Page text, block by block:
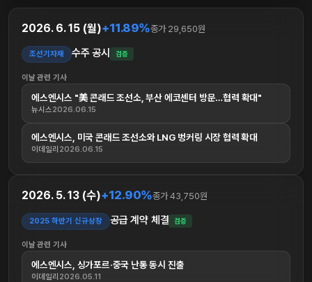
2026. 6. 15 (월)+11.89%종가 29,650원
조선기자재 수주 공시 검증
이날 관련 기사
에스엔시스 "美 콘래드 조선소, 부산 에코센터 방문…협력 확대"
뉴시스2026.06.15
에스엔시스, 미국 콘래드 조선소와 LNG 벙커링 시장 협력 확대
이데일리 2026.06.15
2026. 5. 13 (수)+12.90%종가 43,750원
2025 하반기 신규상장 공급 계약 체결 검증
이날 관련 기사
에스엔시스, 싱가포르·중국 난통 동시 진출
이데일리 2026.05.11